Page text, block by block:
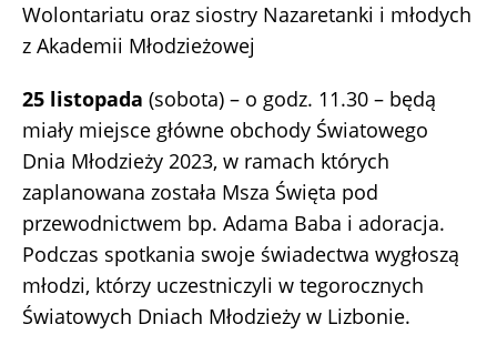
Wolontariatu oraz siostry Nazaretanki i młodych
z Akademii Młodzieżowej
25 listopada (sobota) – o godz. 11.30 – będą
miały miejsce główne obchody Światowego
Dnia Młodzieży 2023, w ramach których
zaplanowana została Msza Święta pod
przewodnictwem bp. Adama Baba i adoracja.
Podczas spotkania swoje świadectwa wygłoszą
młodzi, którzy uczestniczyli w tegorocznych
Światowych Dniach Młodzieży w Lizbonie.